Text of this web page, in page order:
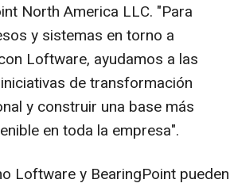
North America LLC. "Para
y sistemas en torno a
Loftware, ayudamos a las
de transformación
y construir una base más
en toda la empresa".
Loftware y BearingPoint pueden